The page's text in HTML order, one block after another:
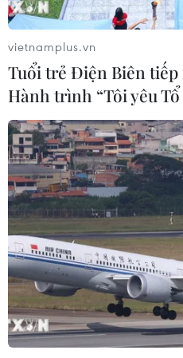
đường Vành đai 1 đoạn
Voi Phục
06/08/2026 09:07
Đồng Nai yêu cầu đẩy
dự án kết nối vùng, sân
Thành
06/08/2026 09:05
Cầu Đắk Lung sập
tông của xe tải cẩu, 2
chết
06/08/2026 09:00
Dự án mở rộng đường
vietnamplus.vn
Tuổi trẻ Điện Biên
Hành trình “Tôi yêu